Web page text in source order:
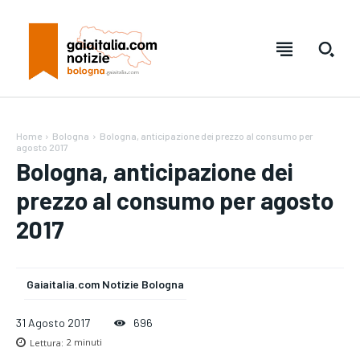
Testo: A- Reset A+
Testo: A- Reset A+
Home Bologna
Bologna, anticipazione dei prezzo al consumo per
agosto 2017
Bologna, anticipazione dei
prezzo al consumo per agosto
2017
Gaiaitalia.com Notizie Bologna
31 Agosto 2017 696
Lettura: 2 minuti